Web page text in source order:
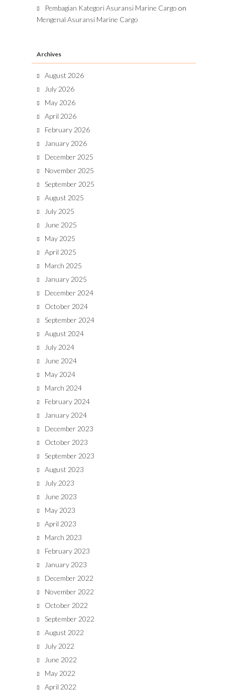
Pembagian Kategori Asuransi Marine Cargo on
Mengenal Asuransi Marine Cargo
Archives
August 2026
July 2026
May 2026
April 2026
February 2026
January 2026
December 2025
November 2025
September 2025
August 2025
July 2025
June 2025
May 2025
April 2025
March 2025
January 2025
December 2024
October 2024
September 2024
August 2024
July 2024
June 2024
May 2024
March 2024
February 2024
January 2024
December 2023
October 2023
September 2023
August 2023
July 2023
June 2023
May 2023
April 2023
March 2023
February 2023
January 2023
December 2022
November 2022
October 2022
September 2022
August 2022
July 2022
June 2022
May 2022
April 2022